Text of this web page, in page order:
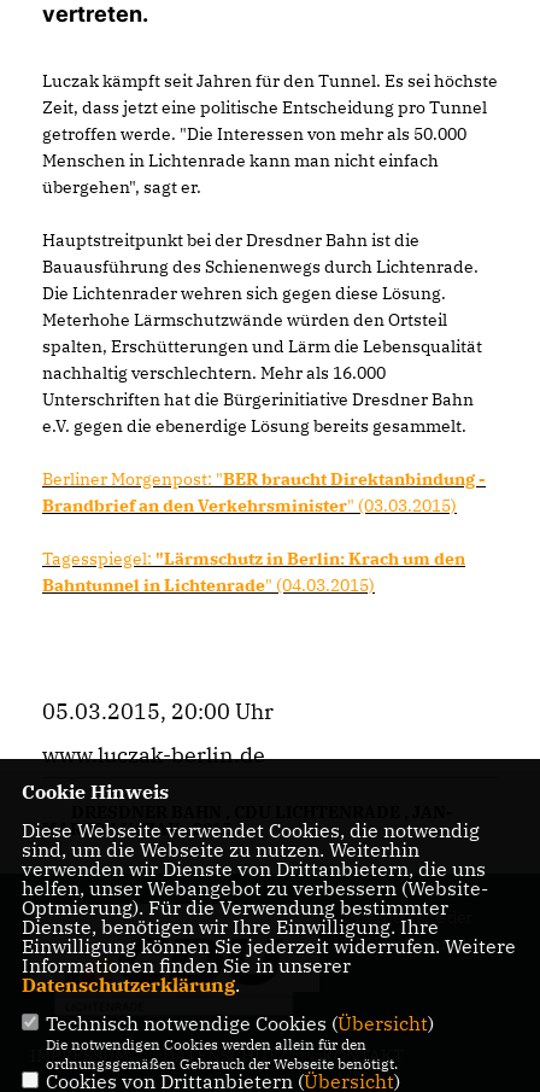
vertreten.
Luczak kämpft seit Jahren für den Tunnel. Es sei höchste
Zeit, dass jetzt eine politische Entscheidung pro Tunnel
getroffen werde. "Die Interessen von mehr als 50.000
Menschen in Lichtenrade kann man nicht einfach
übergehen", sagt er.
Hauptstreitpunkt bei der Dresdner Bahn ist die
Bauausführung des Schienenwegs durch Lichtenrade.
Die Lichtenrader wehren sich gegen diese Lösung.
Meterhohe Lärmschutzwände würden den Ortsteil
spalten, Erschütterungen und Lärm die Lebensqualität
nachhaltig verschlechtern. Mehr als 16.000
Unterschriften hat die Bürgerinitiative Dresdner Bahn
e.V. gegen die ebenerdige Lösung bereits gesammelt.
Berliner Morgenpost: "BER braucht Direktanbindung -
Brandbrief an den Verkehrsminister" (03.03.2015)
Tagesspiegel: "Lärmschutz in Berlin: Krach um den
Bahntunnel in Lichtenrade" (04.03.2015)
05.03.2015, 20:00 Uhr
www.luczak-berlin.de
MARCO LUCZAK,2015
Internetseite der
CDU Lichtenrade
IMPRESSUM DATENSCHUTZ KONTAKT
Cookie Hinweis
Diese Webseite verwendet Cookies, die notwendig
sind, um die Webseite zu nutzen. Weiterhin
verwenden wir Dienste von Drittanbietern, die uns
helfen, unser Webangebot zu verbessern (Website-
Optmierung). Für die Verwendung bestimmter
Dienste, benötigen wir Ihre Einwilligung. Ihre
Einwilligung können Sie jederzeit widerrufen. Weitere
Informationen finden Sie in unserer
Datenschutzerklärung.
Technisch notwendige Cookies (Übersicht)
Die notwendigen Cookies werden allein für den
ordnungsgemäßen Gebrauch der Webseite benötigt.
Cookies von Drittanbietern (Übersicht)